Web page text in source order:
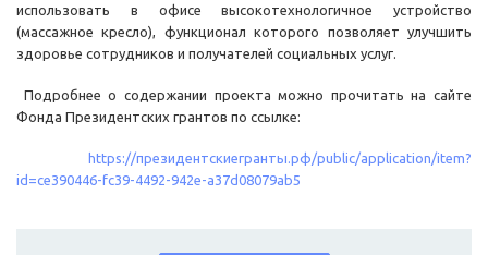
использовать в офисе высокотехнологичное устройство
(массажное кресло), функционал которого позволяет улучшить
здоровье сотрудников и получателей социальных услуг.
Подробнее о содержании проекта можно прочитать на сайте
Фонда Президентских грантов по ссылке:
https://президентскиегранты.рф/public/application/item?
id=ce390446-fc39-4492-942e-a37d08079ab5